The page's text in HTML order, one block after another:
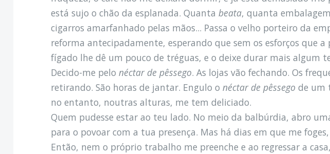
está sujo o chão da esplanada. Quantabeata, quanta
cigarros amarfanhado pelas mãos... Passa o velho porteiro da
reforma antecipadamente, esperando que sem os esforços que
fígado lhe dê um pouco de tréguas, e o deixe durar mais algum
Decido-me pelonéctar de pêssego. As lojas vão fechando. Os
retirando. São horas de jantar. Engulo onéctar de pêssego de um
no entanto, noutras alturas, me tem deliciado.
Quem pudesse estar ao teu lado. No meio da balbúrdia, abro
para o povoar com a tua presença. Mas há dias em que me
Então, nem o próprio trabalho me preenche e ao regressar a